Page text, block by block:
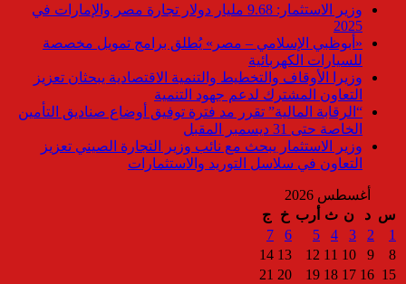
وزير الاستثمار: 9.68 مليار دولار تجارة مصر والإمارات في
2025
«أبوظبي الإسلامي – مصر» يُطلق برامج تمويل مخصصة
للسيارات الكهربائية
وزيرا الأوقاف والتخطيط والتنمية الاقتصادية يبحثان تعزيز
التعاون المشترك لدعم جهود التنمية
“الرقابة المالية” تقرر مد فترة توفيق أوضاع صناديق التأمين
الخاصة حتى 31 ديسمبر المقبل
وزير الاستثمار يبحث مع نائب وزير التجارة الصيني تعزيز
التعاون في سلاسل التوريد والاستثمارات
أغسطس 2026
س د ن ث أرب خ
ج
1
2
3
4
5
6
7
8
9
10
11
12
13
14
15
16
17
18
19
20
21